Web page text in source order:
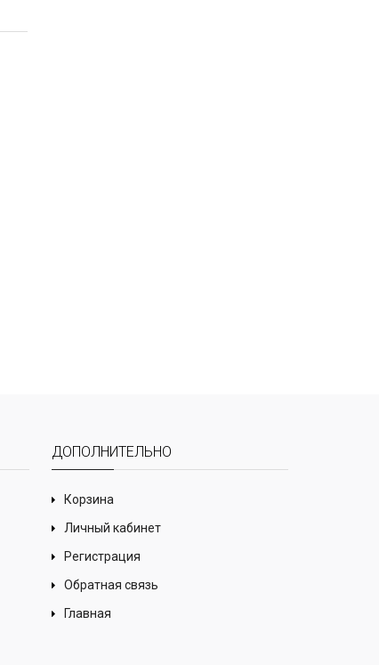
ДОПОЛНИТЕЛЬНО
Корзина
Личный кабинет
Регистрация
Обратная связь
Главная